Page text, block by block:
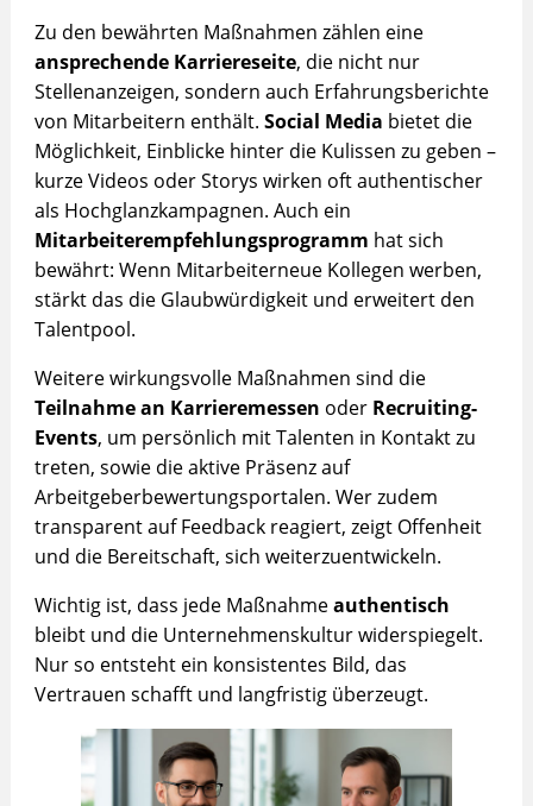
Zu den bewährten Maßnahmen zählen eine
ansprechende Karriereseite, die nicht nur
Stellenanzeigen, sondern auch Erfahrungsberichte
von Mitarbeitern enthält. Social Media bietet die
Möglichkeit, Einblicke hinter die Kulissen zu geben –
kurze Videos oder Storys wirken oft authentischer
als Hochglanzkampagnen. Auch ein
Mitarbeiterempfehlungsprogramm hat sich
bewährt: Wenn Mitarbeiterneue Kollegen werben,
stärkt das die Glaubwürdigkeit und erweitert den
Talentpool.
Weitere wirkungsvolle Maßnahmen sind die
Teilnahme an Karrieremessen oder Recruiting-
Events, um persönlich mit Talenten in Kontakt zu
treten, sowie die aktive Präsenz auf
Arbeitgeberbewertungsportalen. Wer zudem
transparent auf Feedback reagiert, zeigt Offenheit
und die Bereitschaft, sich weiterzuentwickeln.
Wichtig ist, dass jede Maßnahmeauthentisch
bleibt und die Unternehmenskultur widerspiegelt.
Nur so entsteht ein konsistentes Bild, das
Vertrauen schafft und langfristig überzeugt.